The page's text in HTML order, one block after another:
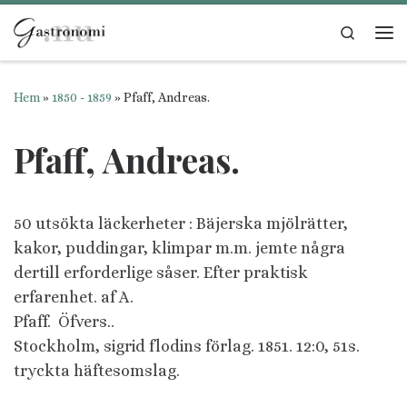
Hoppa till innehåll
Search
Hem »1850 - 1859 »Pfaff, Andreas.
Pfaff, Andreas.
50 utsökta läckerheter : Bäjerska mjölrätter,
kakor, puddingar, klimpar m.m. jemte några
dertill erforderlige såser. Efter praktisk
erfarenhet. af A.
Pfaff. Öfvers..
Stockholm, sigrid flodins förlag. 1851. 12:0, 51s.
tryckta häftesomslag.